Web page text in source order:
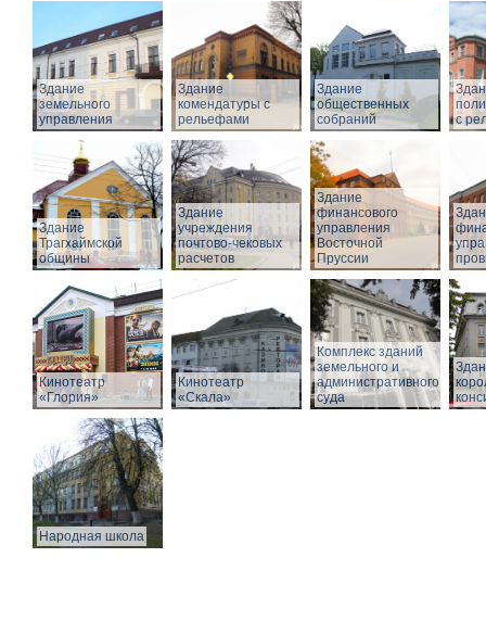
Здание
земельного
управления
Здание
комендатуры с
рельефами
Здание
общественных
собраний
с
Здание
Трагхаймской
общины
Здание
учреждения
почтово-чековых
расчетов
Здание
финансового
управления
Восточной
Пруссии
Кинотеатр
«Глория»
Кинотеатр
«Скала»
Комплекс зданий
земельного и
административного
суда
Народная школа